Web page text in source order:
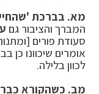
מא. בברכת
המברך והציבור גם
סעודת פורים
אומרים שיכוונו כן
לכוון בלילה.
מב. כשהקורא כבר